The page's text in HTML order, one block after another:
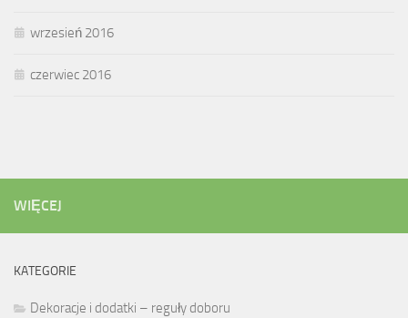
wrzesień 2016
czerwiec 2016
WIĘCEJ
KATEGORIE
Dekoracje i dodatki – reguły doboru